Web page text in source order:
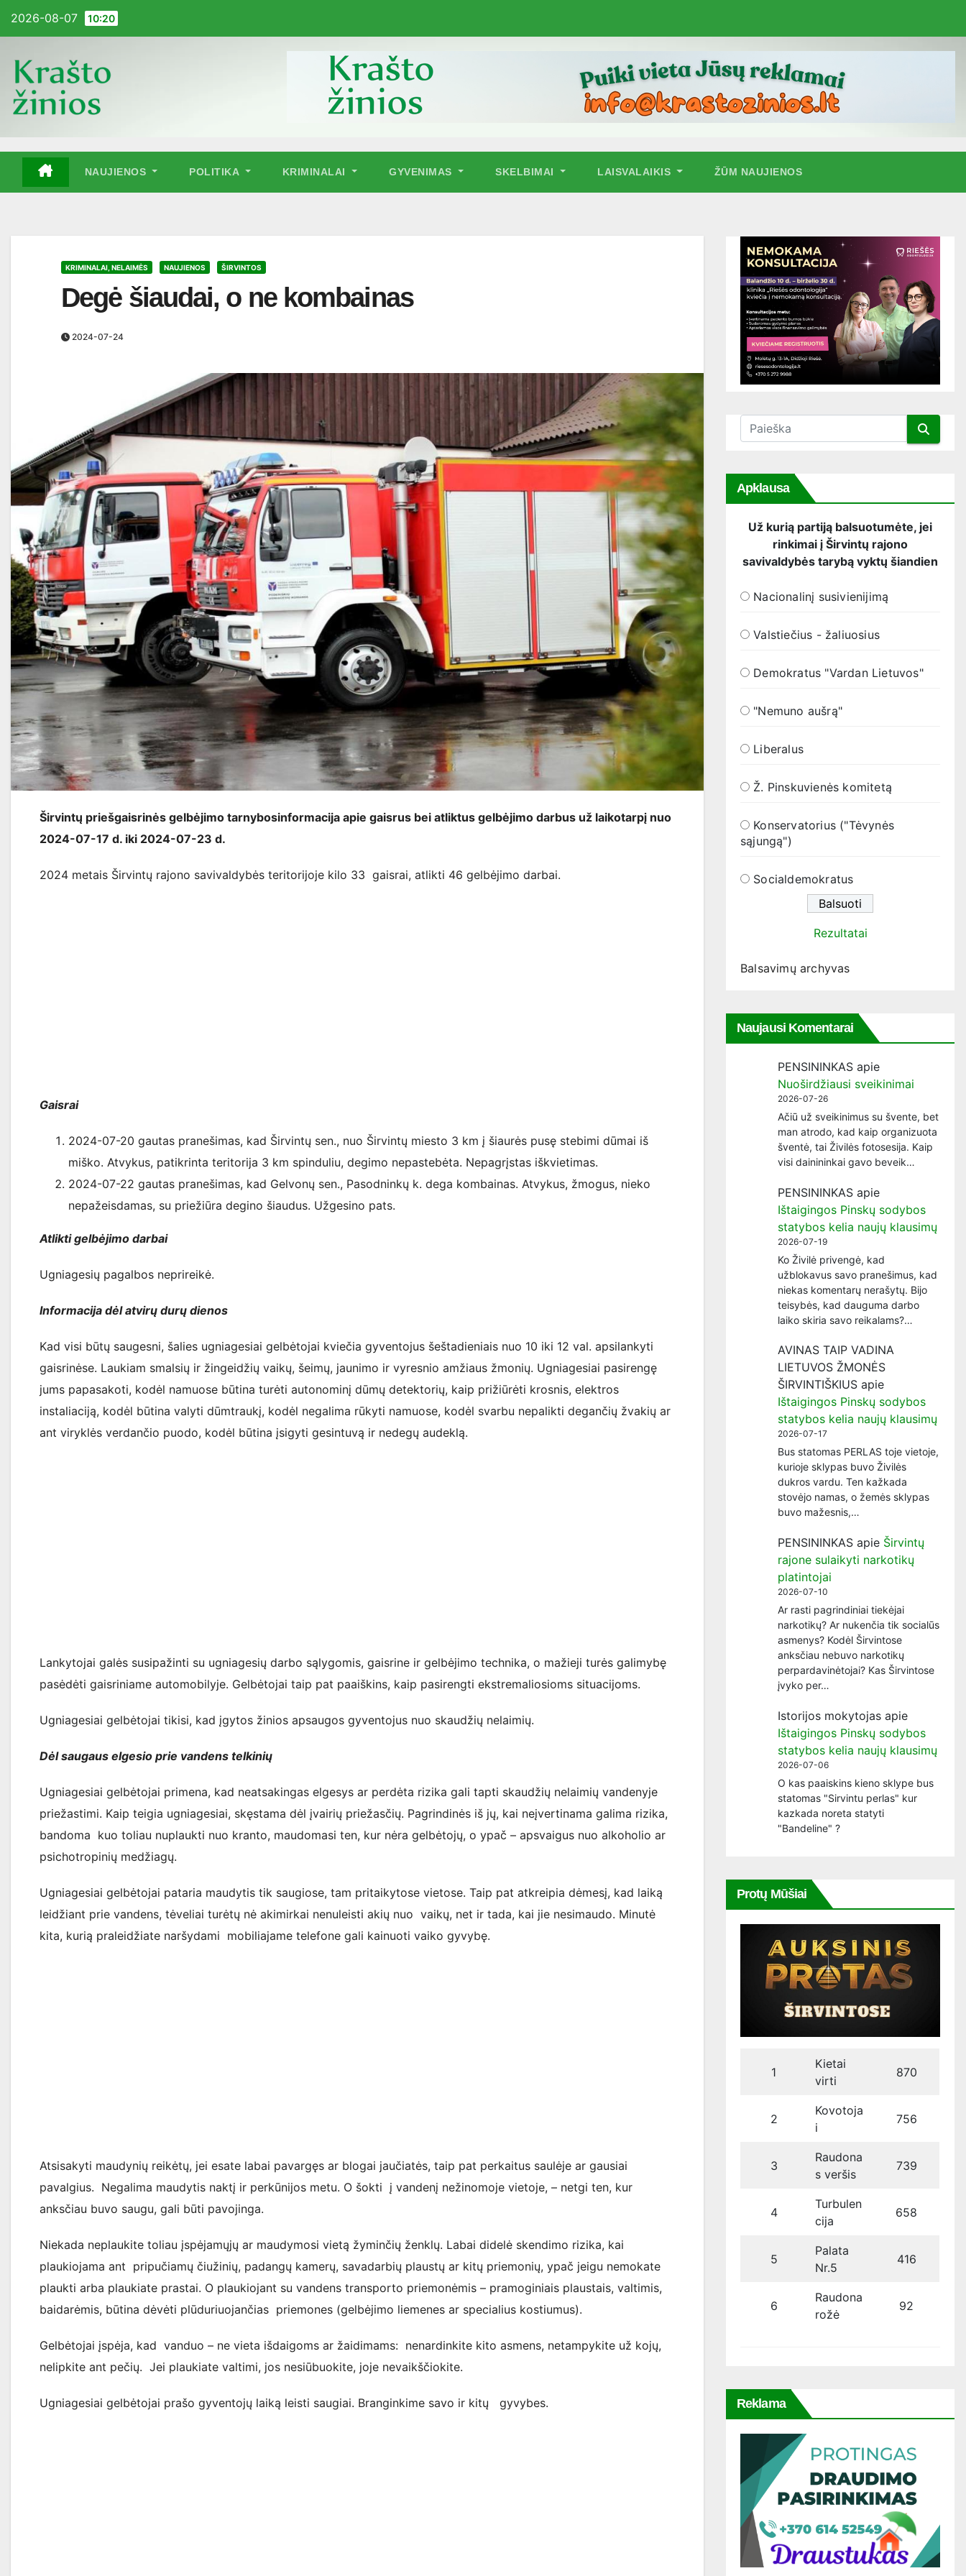
2026-08-07 10:20
NAUJIENOS POLITIKA KRIMINALAI GYVENIMAS SKELBIMAI LAISVALAIKIS ŽŪM NAUJIENOS
KRIMINALAI, NELAIMĖS NAUJIENOS ŠIRVINTOS
Degė šiaudai, o ne kombainas
2024-07-24
Širvintų priešgaisrinės gelbėjimo tarnybosinformacija apie gaisrus bei atliktus gelbėjimo darbus už laikotarpį nuo
2024-07-17 d. iki 2024-07-23 d.
2024 metais Širvintų rajono savivaldybės teritorijoje kilo 33 gaisrai, atlikti 46 gelbėjimo darbai.
Gaisrai
2024-07-20 gautas pranešimas, kad Širvintų sen., nuo Širvintų miesto 3 km į šiaurės pusę stebimi dūmai iš
miško. Atvykus, patikrinta teritorija 3 km spinduliu, degimo nepastebėta. Nepagrįstas iškvietimas.
2024-07-22 gautas pranešimas, kad Gelvonų sen., Pasodninkų k. dega kombainas. Atvykus, žmogus, nieko
nepažeisdamas, su priežiūra degino šiaudus. Užgesino pats.
Atlikti gelbėjimo darbai
Ugniagesių pagalbos neprireikė.
Informacija dėl atvirų durų dienos
Kad visi būtų saugesni, šalies ugniagesiai gelbėtojai kviečia gyventojus šeštadieniais nuo 10 iki 12 val. apsilankyti
gaisrinėse. Laukiam smalsių ir žingeidžių vaikų, šeimų, jaunimo ir vyresnio amžiaus žmonių. Ugniagesiai pasirengę
jums papasakoti, kodėl namuose būtina turėti autonominį dūmų detektorių, kaip prižiūrėti krosnis, elektros
instaliaciją, kodėl būtina valyti dūmtraukį, kodėl negalima rūkyti namuose, kodėl svarbu nepalikti degančių žvakių ar
ant viryklės verdančio puodo, kodėl būtina įsigyti gesintuvą ir nedegų audeklą.
Lankytojai galės susipažinti su ugniagesių darbo sąlygomis, gaisrine ir gelbėjimo technika, o mažieji turės galimybę
pasėdėti gaisriniame automobilyje. Gelbėtojai taip pat paaiškins, kaip pasirengti ekstremaliosioms situacijoms.
Ugniagesiai gelbėtojai tikisi, kad įgytos žinios apsaugos gyventojus nuo skaudžių nelaimių.
Dėl saugaus elgesio prie vandens telkinių
Ugniagesiai gelbėtojai primena, kad neatsakingas elgesys ar perdėta rizika gali tapti skaudžių nelaimių vandenyje
priežastimi. Kaip teigia ugniagesiai, skęstama dėl įvairių priežasčių. Pagrindinės iš jų, kai neįvertinama galima rizika,
bandoma kuo toliau nuplaukti nuo kranto, maudomasi ten, kur nėra gelbėtojų, o ypač – apsvaigus nuo alkoholio ar
psichotropinių medžiagų.
Ugniagesiai gelbėtojai pataria maudytis tik saugiose, tam pritaikytose vietose. Taip pat atkreipia dėmesį, kad laiką
leidžiant prie vandens, tėveliai turėtų nė akimirkai nenuleisti akių nuo vaikų, net ir tada, kai jie nesimaudo. Minutė
kita, kurią praleidžiate naršydami mobiliajame telefone gali kainuoti vaiko gyvybę.
Atsisakyti maudynių reikėtų, jei esate labai pavargęs ar blogai jaučiatės, taip pat perkaitus saulėje ar gausiai
pavalgius. Negalima maudytis naktį ir perkūnijos metu. O šokti į vandenį nežinomoje vietoje, – netgi ten, kur
anksčiau buvo saugu, gali būti pavojinga.
Niekada neplaukite toliau įspėjamųjų ar maudymosi vietą žyminčių ženklų. Labai didelė skendimo rizika, kai
plaukiojama ant pripučiamų čiužinių, padangų kamerų, savadarbių plaustų ar kitų priemonių, ypač jeigu nemokate
plaukti arba plaukiate prastai. O plaukiojant su vandens transporto priemonėmis – pramoginiais plaustais, valtimis,
baidarėmis, būtina dėvėti plūduriuojančias priemones (gelbėjimo liemenes ar specialius kostiumus).
Gelbėtojai įspėja, kad vanduo – ne vieta išdaigoms ar žaidimams: nenardinkite kito asmens, netampykite už kojų,
nelipkite ant pečių. Jei plaukiate valtimi, jos nesiūbuokite, joje nevaikščiokite.
Ugniagesiai gelbėtojai prašo gyventojų laiką leisti saugiai. Branginkime savo ir kitų gyvybes.
Apklausa
Už kurią partiją balsuotumėte, jei
rinkimai į Širvintų rajono
savivaldybės tarybą vyktų šiandien
Nacionalinį susivienijimą
Valstiečius - žaliuosius
Demokratus "Vardan Lietuvos"
"Nemuno aušrą"
Liberalus
Ž. Pinskuvienės komitetą
Konservatorius ("Tėvynės
sąjungą")
Socialdemokratus
Rezultatai
Balsavimų archyvas
Naujausi Komentarai
PENSININKAS apie
Nuoširdžiausi sveikinimai
2026-07-26
Ačiū už sveikinimus su švente, bet
man atrodo, kad kaip organizuota
šventė, tai Živilės fotosesija. Kaip
visi dainininkai gavo beveik…
PENSININKAS apie
Ištaigingos Pinskų sodybos
statybos kelia naujų klausimų
2026-07-19
Ko Živilė privengė, kad
užblokavus savo pranešimus, kad
niekas komentarų nerašytų. Bijo
teisybės, kad dauguma darbo
laiko skiria savo reikalams?…
AVINAS TAIP VADINA
LIETUVOS ŽMONĖS
ŠIRVINTIŠKIUS apie
Ištaigingos Pinskų sodybos
statybos kelia naujų klausimų
2026-07-17
Bus statomas PERLAS toje vietoje,
kurioje sklypas buvo Živilės
dukros vardu. Ten kažkada
stovėjo namas, o žemės sklypas
buvo mažesnis,…
PENSININKAS apie Širvintų
rajone sulaikyti narkotikų
platintojai
2026-07-10
Ar rasti pagrindiniai tiekėjai
narkotikų? Ar nukenčia tik socialūs
asmenys? Kodėl Širvintose
anksčiau nebuvo narkotikų
perpardavinėtojai? Kas Širvintose
įvyko per…
Istorijos mokytojas apie
Ištaigingos Pinskų sodybos
statybos kelia naujų klausimų
2026-07-06
O kas paaiskins kieno sklype bus
statomas "Sirvintu perlas" kur
kazkada noreta statyti
"Bandeline" ?
Protų Mūšiai
1
Kietai
virti
870
2
Kovotoja
i
756
3
Raudona
s veršis
739
4
Turbulen
cija
658
5
Palata
Nr.5
416
6
Raudona
rožė
92
Reklama